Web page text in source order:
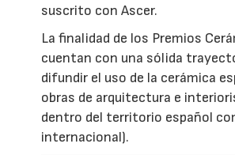
suscrito con Ascer.
La finalidad de los Premios
cuentan con una sólida
difundir el uso de la cerámica
obras de arquitectura e
dentro del territorio español
internacional).